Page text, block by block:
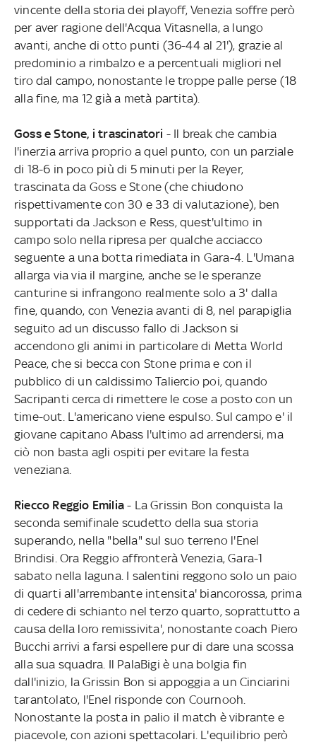
vincente della storia dei playoff, Venezia soffre però
per aver ragione dell'Acqua Vitasnella, a lungo
avanti, anche di otto punti (36-44 al 21'), grazie al
predominio a rimbalzo e a percentuali migliori nel
tiro dal campo, nonostante le troppe palle perse (18
alla fine, ma 12 già a metà partita).
Goss e Stone, i trascinatori - Il break che cambia
l'inerzia arriva proprio a quel punto, con un parziale
di 18-6 in poco più di 5 minuti per la Reyer,
trascinata da Goss e Stone (che chiudono
rispettivamente con 30 e 33 di valutazione), ben
supportati da Jackson e Ress, quest'ultimo in
campo solo nella ripresa per qualche acciacco
seguente a una botta rimediata in Gara-4. L'Umana
allarga via via il margine, anche se le speranze
canturine si infrangono realmente solo a 3' dalla
fine, quando, con Venezia avanti di 8, nel parapiglia
seguito ad un discusso fallo di Jackson si
accendono gli animi in particolare di Metta World
Peace, che si becca con Stone prima e con il
pubblico di un caldissimo Taliercio poi, quando
Sacripanti cerca di rimettere le cose a posto con un
time-out. L'americano viene espulso. Sul campo e' il
giovane capitano Abass l'ultimo ad arrendersi, ma
ciò non basta agli ospiti per evitare la festa
veneziana.
Riecco Reggio Emilia- La Grissin Bon conquista la
seconda semifinale scudetto della sua storia
superando, nella "bella" sul suo terreno l'Enel
Brindisi. Ora Reggio affronterà Venezia, Gara-1
sabato nella laguna. I salentini reggono solo un paio
di quarti all'arrembante intensita' biancorossa, prima
di cedere di schianto nel terzo quarto, soprattutto a
causa della loro remissivita', nonostante coach Piero
Bucchi arrivi a farsi espellere pur di dare una scossa
alla sua squadra. Il PalaBigi è una bolgia fin
dall'inizio, la Grissin Bon si appoggia a un Cinciarini
tarantolato, l'Enel risponde con Cournooh.
Nonostante la posta in palio il match è vibrante e
piacevole, con azioni spettacolari. L'equilibrio però